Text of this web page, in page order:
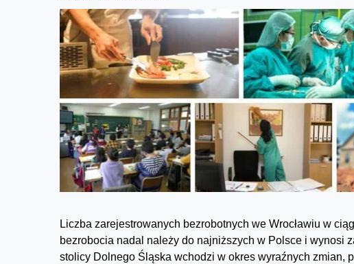
Liczba zarejestrowanych bezrobotnych we Wrocławiu w
bezrobocia nadal należy do najniższych w Polsce i wynosi
stolicy Dolnego Śląska wchodzi w okres wyraźnych zmian,